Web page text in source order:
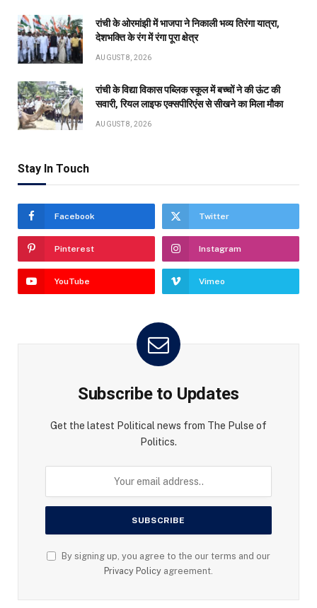
रांची के ओरमांझी में भाजपा ने निकाली भव्य तिरंगा यात्रा,
देशभक्ति के रंग में रंगा पूरा क्षेत्र
AUGUST 8, 2026
रांची के विद्या विकास पब्लिक स्कूल में बच्चों ने की ऊंट की
सवारी, रियल लाइफ एक्सपीरिएंस से सीखने का मिला मौका
AUGUST 8, 2026
Stay In Touch
Facebook Twitter
Pinterest Instagram
YouTube Vimeo
Subscribe to Updates
Get the latest Political news from The Pulse of
Politics.
By signing up, you agree to the our terms and our
Privacy Policy agreement.